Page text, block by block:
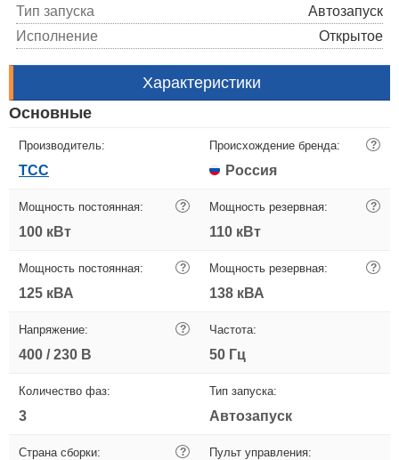
Тип запуска
Автозапуск
Исполнение
Открытое
Характеристики
Основные
Производитель:
ТСС
Происхождение бренда: ?
Россия
Мощность постоянная: ?
100 кВт
Мощность резервная: ?
110 кВт
Мощность постоянная: ?
125 кВА
Мощность резервная: ?
138 кВА
Напряжение: ?
400 / 230 В
Частота:
50 Гц
Количество фаз:
3
Тип запуска:
Автозапуск
Страна сборки: ? Пульт управления: